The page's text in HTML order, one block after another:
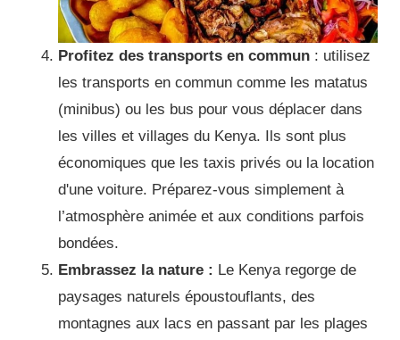
Profitez des transports en commun : utilisez
les transports en commun comme les matatus
(minibus) ou les bus pour vous déplacer dans
les villes et villages du Kenya. Ils sont plus
économiques que les taxis privés ou la location
d'une voiture. Préparez-vous simplement à
l’atmosphère animée et aux conditions parfois
bondées.
Embrassez la nature : Le Kenya regorge de
paysages naturels époustouflants, des
montagnes aux lacs en passant par les plages